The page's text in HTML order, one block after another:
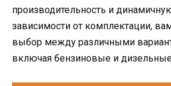
производительность и
зависимости от комплектации,
выбор между различными
включая бензиновые и